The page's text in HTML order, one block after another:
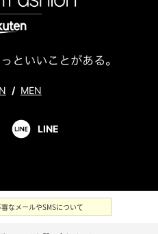
/ MEN
LINE
なメールやSMSについて